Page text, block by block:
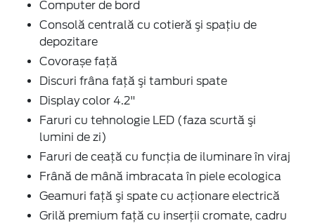
Computer de bord
Consolă centrală cu cotieră şi spaţiu de
depozitare
Covorașe față
Discuri frâna faţă şi tamburi spate
Display color 4.2"
Faruri cu tehnologie LED (faza scurtă şi
lumini de zi)
Faruri de ceaţă cu funcţia de iluminare în viraj
Frână de mână imbracata în piele ecologica
Geamuri faţă şi spate cu acţionare electrică
Grilă premium faţă cu inserţii cromate, cadru